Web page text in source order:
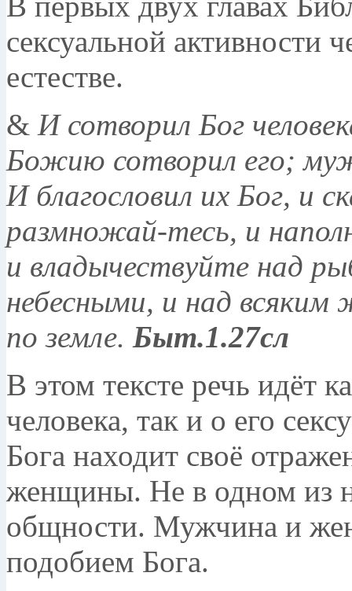
сексуальной активности
естестве.
& И сотворил Бог
Божию сотворил его;
И благословил их Бог, и
размножай-тесь, и
и владычествуйте над
небесными, и над
по земле. Быт.1.27сл
В этом тексте речь идёт
человека, так и о его
Бога находит своё
женщины. Не в одном из
общности. Мужчина и
подобием Бога.